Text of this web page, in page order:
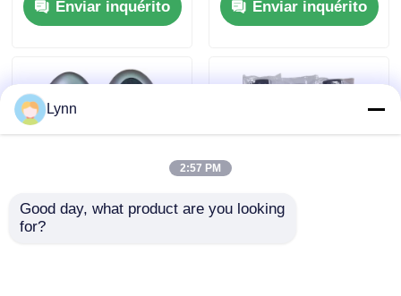
SKEA7D03
Enviar inquérito
Remote Key B74-
H6261-02/662F-
Enviar inquérito
Lynn
2:57 PM
Good day, what product are you looking
for?